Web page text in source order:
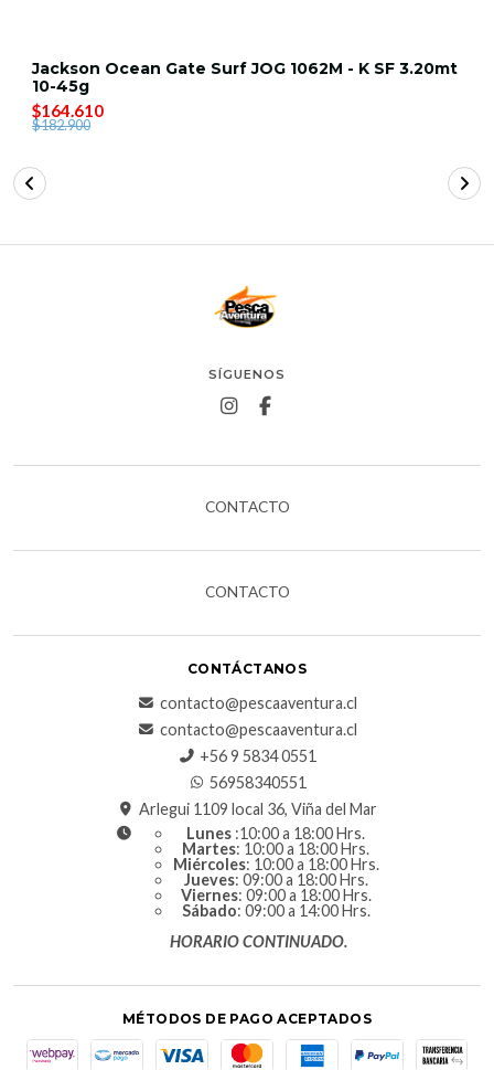
Jackson Ocean Gate Surf JOG 1062M - K SF 3.20mt
10-45g
$164.610
$182.900
SÍGUENOS
CONTACTO
CONTACTO
CONTÁCTANOS
contacto@pescaaventura.cl
contacto@pescaaventura.cl
+56 9 5834 0551
56958340551
Arlegui 1109 local 36, Viña del Mar
Lunes :10:00 a 18:00 Hrs.
Martes: 10:00 a 18:00 Hrs.
Miércoles: 10:00 a 18:00 Hrs.
Jueves: 09:00 a 18:00 Hrs.
Viernes: 09:00 a 18:00 Hrs.
Sábado: 09:00 a 14:00 Hrs.
HORARIO CONTINUADO.
MÉTODOS DE PAGO ACEPTADOS